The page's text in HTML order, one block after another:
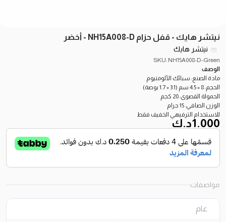
نيتشر هايك - قفل حزام NH15A008-D - أخضر
نيتشر هايك
SKU: NH15A008-D-Green
الوصف
مادة الصنع: سبائك الألومنيوم
الحجم: 8 × 4.5 سم (3.1 × 1.7 بوصة)
الحمولة القصوى: 20 كجم
الوزن الصافي: 15 جرام
للاستخدام الترفيهي الخفيف فقط
1.000د.ك
مواصفات
عام